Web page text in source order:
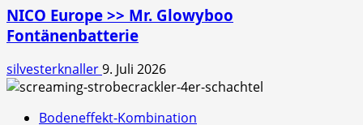
NICO Europe >> Mr. Glowyboo
Fontänenbatterie
silvesterknaller9. Juli 2026
Bodeneffekt-Kombination